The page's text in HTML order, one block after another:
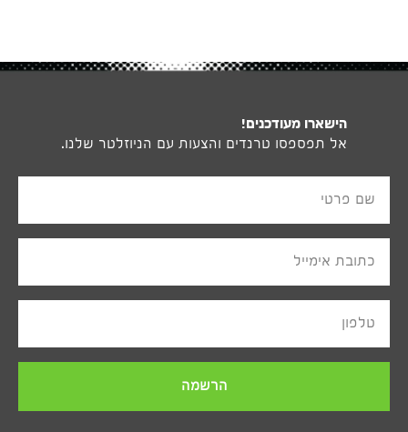
הישארו מעודכנים!
אל תפספסו טרנדים והצעות עם הניוזלטר שלנו.
שם פרטי
כתובת אימייל
טלפון
הרשמה